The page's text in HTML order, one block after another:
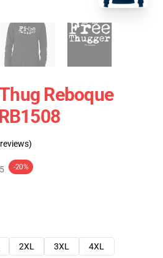
Reboque
-20%
2XL 3XL
4XL